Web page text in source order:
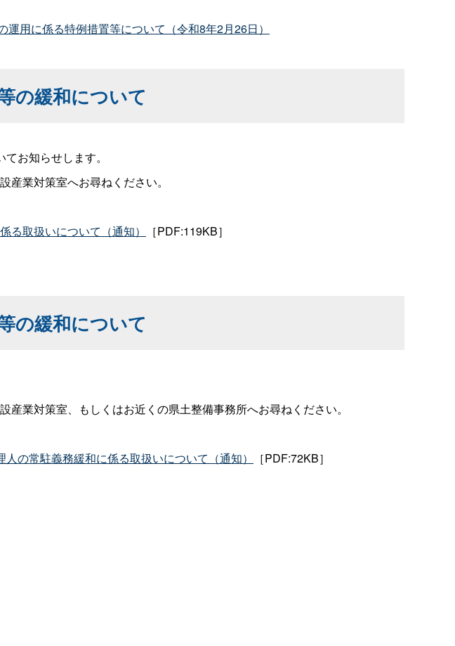
用に係る特例措置等について（令和8年2月26日）
の緩和について
お知らせします。
業対策室へお尋ねください。
る取扱いについて（通知）
［PDF:119KB］
の緩和について
業対策室、もしくはお近くの県土整備事務所へお尋ねください。
の常駐義務緩和に係る取扱いについて（通知）
［PDF:72KB］